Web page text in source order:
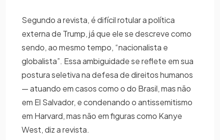
Segundo a revista, é difícil rotular a política
externa de Trump, já que ele se descreve como
sendo, ao mesmo tempo, “nacionalista e
globalista”. Essa ambiguidade se reflete em sua
postura seletiva na defesa de direitos humanos
— atuando em casos como o do Brasil, mas não
em El Salvador, e condenando o antissemitismo
em Harvard, mas não em figuras como Kanye
West, diz a revista.